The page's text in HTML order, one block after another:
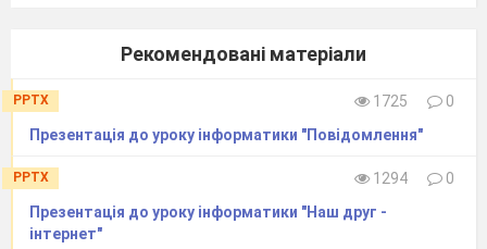
варіанти відповідей
Інтернет
Ноутбук
Комп'ютер
Рекомендовані матеріали
PPTX 1725
0
Презентація до уроку інформатики "Повідомлення"
PPTX 1294
0
Презентація до уроку інформатики "Наш друг -
інтернет"